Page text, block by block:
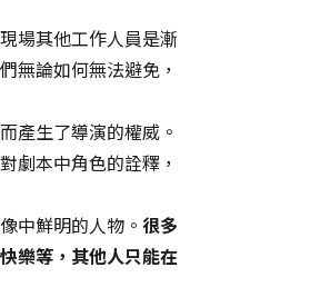
場其他工作人員是漸
無論如何無法避免，
產生了導演的權威。
劇本中角色的詮釋，
中鮮明的人物。 很多
樂等，其他人只能在